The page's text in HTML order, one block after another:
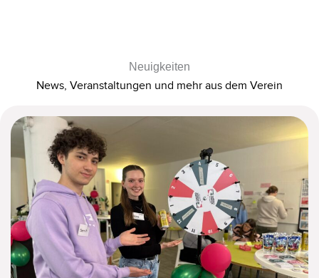
Neuigkeiten
News, Veranstaltungen und mehr aus dem Verein